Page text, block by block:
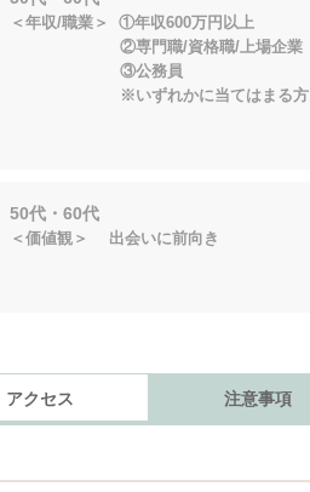
＜年収/職業＞ ①年収600万円以上
②専門職/資格職/上場企業
③公務員
※いずれかに当てはまる方
50代・60代
＜価値観＞ 出会いに前向き
アクセス 注意事項